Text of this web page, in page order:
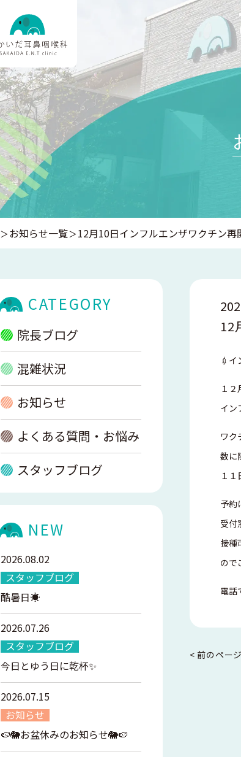
お知らせ一覧 12月10日インフルエンザワクチン再
12
💉イ
１２
イン
ワク
数に
１１
予約
受付
接種
ので
電話
< 前のページ
CATEGORY
院長ブログ
混雑状況
お知らせ
よくある質問・お悩み
スタッフブログ
NEW
2026.08.02
スタッフブログ
酷暑日☀️
2026.07.26
スタッフブログ
今日とゆう日に乾杯✨
2026.07.15
お知らせ
🍉🐘お盆休みのお知らせ🐘🍉